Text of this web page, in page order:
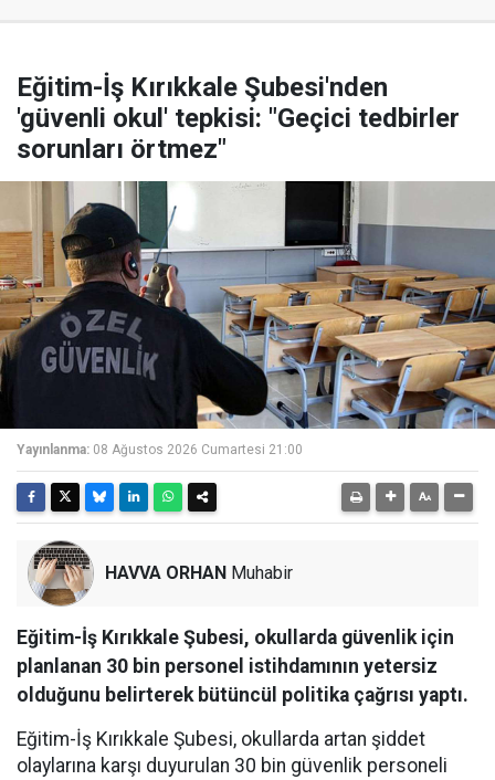
Eğitim-İş Kırıkkale Şubesi'nden
'güvenli okul' tepkisi: "Geçici tedbirler
sorunları örtmez"
Yayınlanma: 08 Ağustos 2026 Cumartesi 21:00
HAVVA ORHAN Muhabir
Eğitim-İş Kırıkkale Şubesi, okullarda güvenlik için
planlanan 30 bin personel istihdamının yetersiz
olduğunu belirterek bütüncül politika çağrısı yaptı.
Eğitim-İş Kırıkkale Şubesi, okullarda artan şiddet
olaylarına karşı duyurulan 30 bin güvenlik personeli